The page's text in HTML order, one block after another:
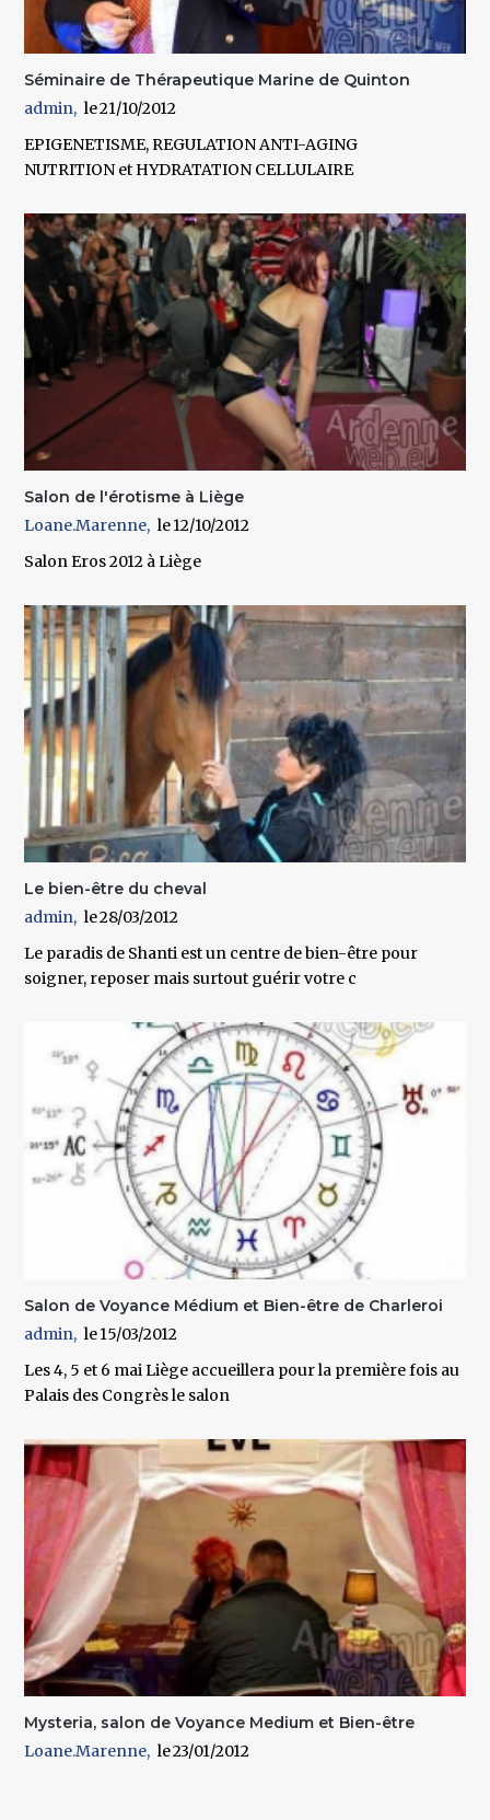
Séminaire de Thérapeutique Marine de Quinton
admin
21/10/2012
EPIGENETISME, REGULATION ANTI-AGING
NUTRITION et HYDRATATION CELLULAIRE
Salon de l'érotisme à Liège
Loane.Marenne
12/10/2012
Salon Eros 2012 à Liège
Le bien-être du cheval
admin
28/03/2012
Le paradis de Shanti est un centre de bien-être pour
soigner, reposer mais surtout guérir votre c
Salon de Voyance Médium et Bien-être de Charleroi
admin
15/03/2012
Les 4, 5 et 6 mai Liège accueillera pour la première fois au
Palais des Congrès le salon
Mysteria, salon de Voyance Medium et Bien-être
Loane.Marenne
23/01/2012